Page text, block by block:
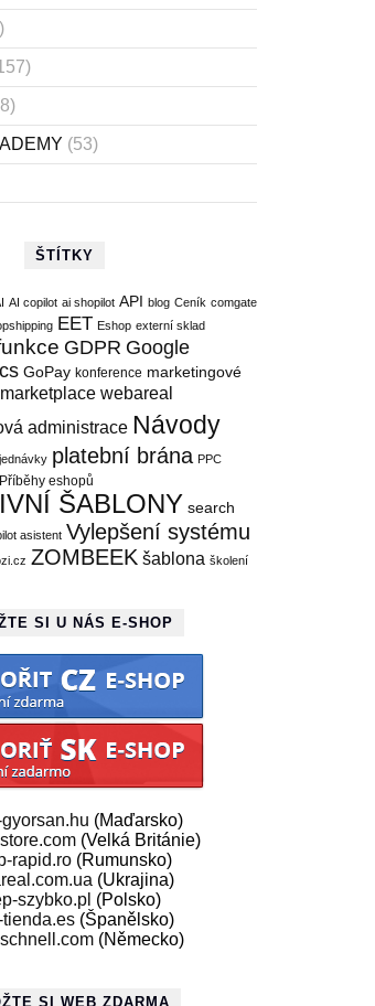
(53)
ŠTÍTKY
AI copilot ai shopilot API blog Ceník comgate
EET Eshop externí sklad
GDPR Google
GoPay konference marketingové
marketplace webareal
administrace Návody
platební brána PPC
Příběhy eshopů
ŠABLONY search
asistent Vylepšení systému
ZOMBEEK šablona školení
SI U NÁS E-SHOP
(Maďarsko)
(Velká Británie)
rapid.ro (Rumunsko)
(Ukrajina)
szybko.pl (Polsko)
(Španělsko)
(Německo)
SI WEB ZDARMA